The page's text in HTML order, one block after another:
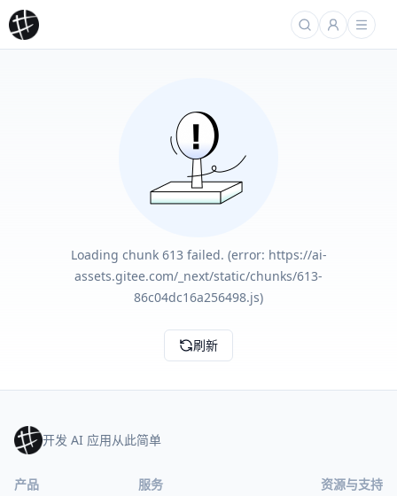
Loading chunk 613 failed. (error: https://ai-
assets.gitee.com/_next/static/chunks/613-
86c04dc16a256498.js)
刷新
开发 AI 应用从此简单
产品
服务
资源与支持